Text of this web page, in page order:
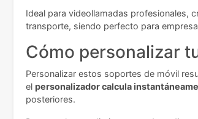
Ideal para videollamadas profesionales,
transporte, siendo perfecto para
Cómo personalizar
Personalizar estos soportes de móvil
el personalizador calcula
posteriores.